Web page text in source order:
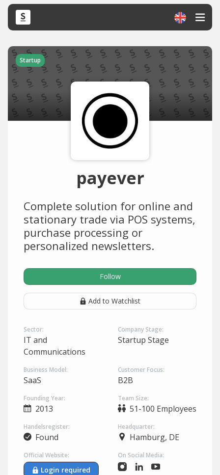
Startup
payever
Complete solution for online and
stationary trade via POS systems,
purchase processing or
personalized newsletters.
Follow
Add to Watchlist
Sector:
IT and
Communications
Company Stage:
Startup Stage
Business Model:
SaaS
Customer Focus:
B2B
Founding Year:
2013
Team Size:
51-100 Employees
Handelsregister:
Found
Headquarter:
Hamburg, DE
Official Website:
Login required
On Social Media: